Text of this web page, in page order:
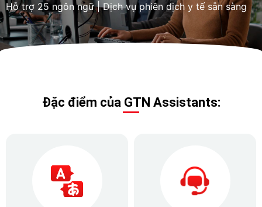
Hỗ trợ 25 ngôn ngữ | Dịch vụ phiên dịch y tế sẵn sàng
Đặc điểm của GTN Assistants: